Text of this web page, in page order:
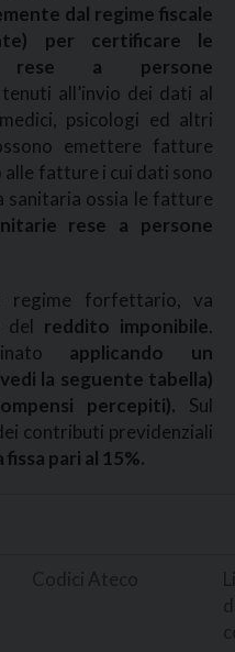
dal regime fiscale
per certificare le
rese a persone
all’invio dei dati al
psicologi ed altri
emettere fatture
fatture i cui dati sono
sanitaria ossia le fatture
rese a persone
regime forfettario, va
del reddito imponibile.
applicando un
la seguente tabella)
percepiti). Sul
contributi previdenziali
fissa pari al 15%.